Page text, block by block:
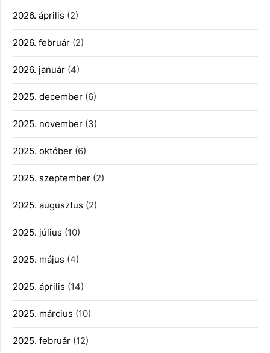
2026. április (2)
2026. február (2)
2026. január (4)
2025. december (6)
2025. november (3)
2025. október (6)
2025. szeptember (2)
2025. augusztus (2)
2025. július (10)
2025. május (4)
2025. április (14)
2025. március (10)
2025. február (12)